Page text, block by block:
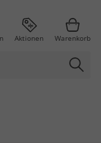
Aktionen Warenkorb